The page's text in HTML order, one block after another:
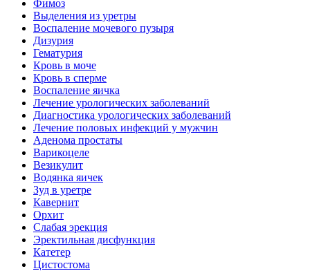
Фимоз
Выделения из уретры
Воспаление мочевого пузыря
Дизурия
Гематурия
Кровь в моче
Кровь в сперме
Воспаление яичка
Лечение урологических заболеваний
Диагностика урологических заболеваний
Лечение половых инфекций у мужчин
Аденома простаты
Варикоцеле
Везикулит
Водянка яичек
Зуд в уретре
Кавернит
Орхит
Слабая эрекция
Эректильная дисфункция
Катетер
Цистостома